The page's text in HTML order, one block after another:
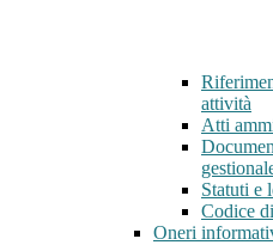
attività
Atti
Statuti e
Codice
Oneri